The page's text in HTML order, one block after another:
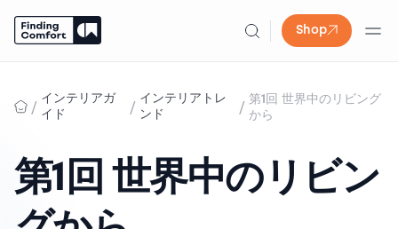
Shop
content
/ インテリアガ
イド
/ インテリアトレ
ンド
/ 第1回 世界中のリビング
から
第1回 世界中のリビン